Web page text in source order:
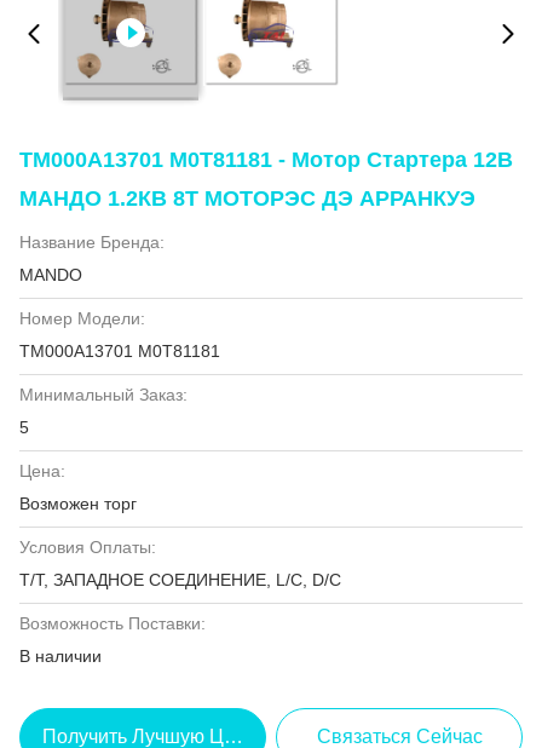
ТМ000А13701 М0Т81181 - Мотор Стартера 12В
МАНДО 1.2КВ 8Т МОТОРЭС ДЭ АРРАНКУЭ
Название Бренда:
MANDO
Номер Модели:
TM000A13701 M0T81181
Минимальный Заказ:
5
Цена:
Возможен торг
Условия Оплаты:
T/T, ЗАПАДНОЕ СОЕДИНЕНИЕ, L/C, D/C
Возможность Поставки:
В наличии
Получить Лучшую Цену Связаться Сейчас